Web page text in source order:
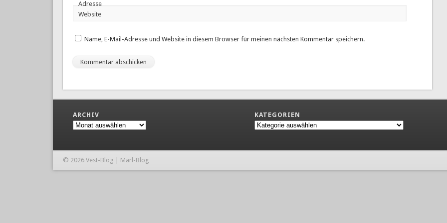
Adresse
Website
Name, E-Mail-Adresse und Website in diesem Browser für meinen nächsten Kommentar speichern.
ARCHIV
Archiv
KATEGORIEN
Kategorien
© 2026 Vest-Blog | Marl-Blog